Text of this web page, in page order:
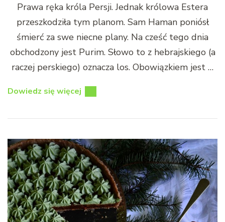
Prawa ręka króla Persji. Jednak królowa Estera
przeszkodziła tym planom. Sam Haman poniósł
śmierć za swe niecne plany. Na cześć tego dnia
obchodzony jest Purim. Słowo to z hebrajskiego (a
raczej perskiego) oznacza los. Obowiązkiem jest …
Dowiedz się więcej